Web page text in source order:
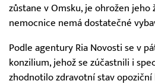
zůstane v Omsku, je ohrožen
nemocnice nemá dostatečné
Podle agentury Ria Novosti se v
konzilium, jehož se zúčastnili i
zhodnotilo zdravotní stav